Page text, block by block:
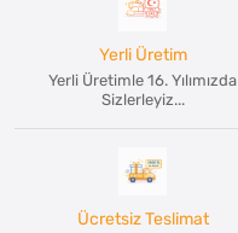
Yerli Üretim
Yerli Üretimle 16. Yılımızda
Sizlerleyiz...
Ücretsiz Teslimat